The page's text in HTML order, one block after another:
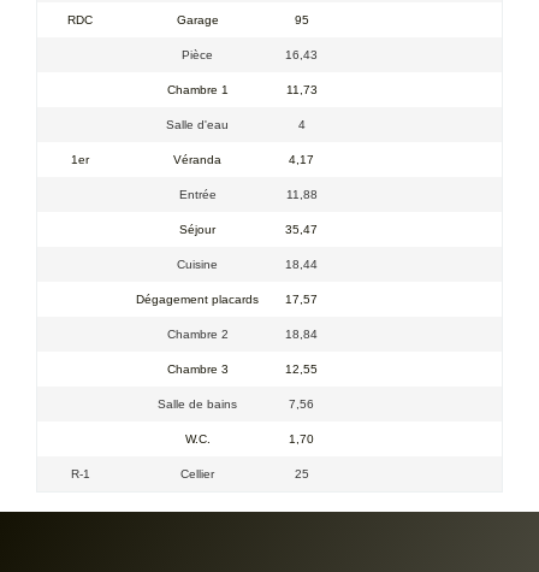
RDC Garage 95
Pièce 16,43
Chambre 1 11,73
Salle d'eau 4
1er Véranda 4,17
Entrée 11,88
Séjour 35,47
Cuisine 18,44
Dégagement placards 17,57
Chambre 2 18,84
Chambre 3 12,55
Salle de bains 7,56
W.C. 1,70
R-1 Cellier 25